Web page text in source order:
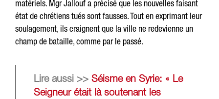
matériels. Mgr Jallouf a précisé que les nouvelles faisant
état de chrétiens tués sont fausses. Tout en exprimant leur
soulagement, ils craignent que la ville ne redevienne un
champ de bataille, comme par le passé.
Lire aussi >>Séisme en Syrie: « Le
Seigneur était là soutenant les